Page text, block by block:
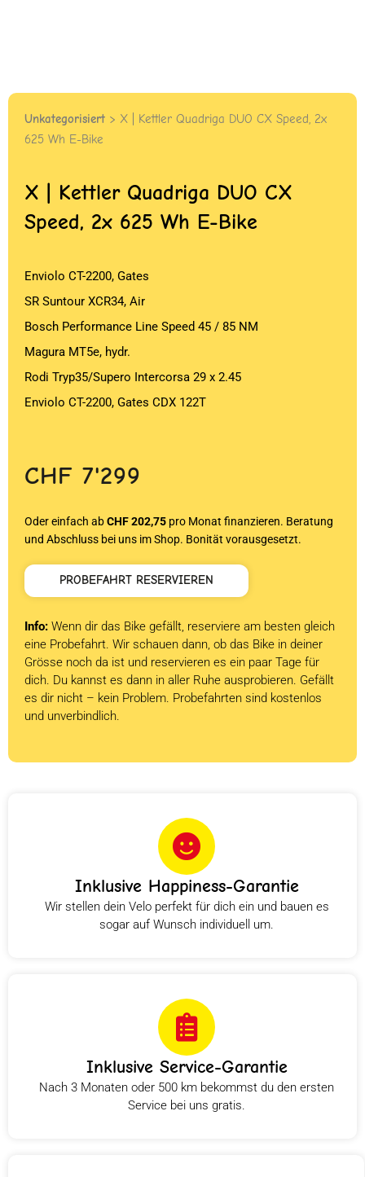
Unkategorisiert > X | Kettler Quadriga DUO CX Speed, 2x
625 Wh E-Bike
X | Kettler Quadriga DUO CX
Speed, 2x 625 Wh E-Bike
Enviolo CT-2200, Gates
SR Suntour XCR34, Air
Bosch Performance Line Speed 45 / 85 NM
Magura MT5e, hydr.
Rodi Tryp35/Supero Intercorsa 29 x 2.45
Enviolo CT-2200, Gates CDX 122T
CHF 7'299
Oder einfach abCHF 202,75 pro Monat finanzieren. Beratung
und Abschluss bei uns im Shop. Bonität vorausgesetzt.
PROBEFAHRT RESERVIEREN
Info: Wenn dir das Bike gefällt, reserviere am besten gleich
eine Probefahrt. Wir schauen dann, ob das Bike in deiner
Grösse noch da ist und reservieren es ein paar Tage für
dich. Du kannst es dann in aller Ruhe ausprobieren. Gefällt
es dir nicht – kein Problem. Probefahrten sind kostenlos
und unverbindlich.
Inklusive Happiness-Garantie
Wir stellen dein Velo perfekt für dich ein und bauen es
sogar auf Wunsch individuell um.
Inklusive Service-Garantie
Nach 3 Monaten oder 500 km bekommst du den ersten
Service bei uns gratis.